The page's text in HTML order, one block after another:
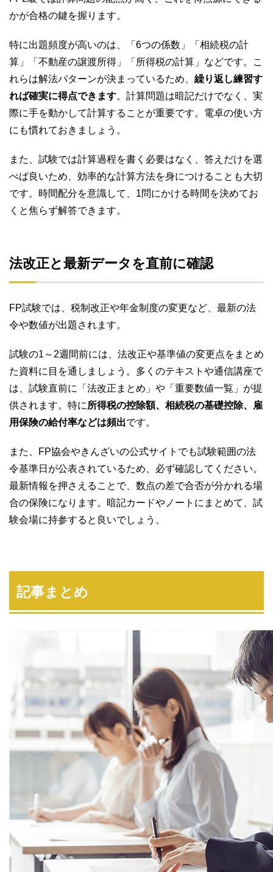
かが合格の鍵を握ります。
特に出題頻度が高いのは、「6つの係数」「相続税の計
算」「不動産の譲渡所得」「所得税の計算」などです。こ
れらは解法パターンが決まっているため、 繰り返し練習す
れば確実に得点できます。計算問題は暗記だけでなく、実
際に手を動かして計算することが重要です。電卓の使い方
にも慣れておきましょう。
また、試験では計算過程を書く必要はなく、答えだけを選
べば良いため、効率的な計算方法を身につけることも大切
です。時間配分を意識して、1問にかける時間を決めてお
くと焦らず解答できます。
法改正と最新データを直前に確認
FP試験では、税制改正や年金制度の変更など、最新の法
令や数値が出題されます。
試験の1～2週間前には、法改正や基準値の変更点をまとめ
た資料に目を通しましょう。多くのテキストや通信講座で
は、試験直前に「法改正まとめ」や「重要数値一覧」が提
供されます。特に所得税の控除額、相続税の基礎控除、雇
用保険の給付率などは頻出です。
また、FP協会やきんざいの公式サイトでも試験範囲の法
令基準日が公表されているため、必ず確認してください。
最新情報を押さえることで、数点の差で合否が分かれる場
合の保険になります。暗記カードやノートにまとめて、試
験会場に持参すると良いでしょう。
記事まとめ